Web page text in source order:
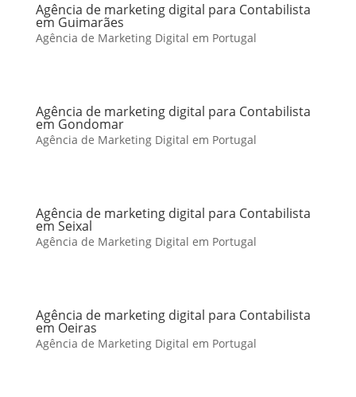
Agência de marketing digital para Contabilista
em Guimarães
Agência de Marketing Digital em Portugal
Agência de marketing digital para Contabilista
em Gondomar
Agência de Marketing Digital em Portugal
Agência de marketing digital para Contabilista
em Seixal
Agência de Marketing Digital em Portugal
Agência de marketing digital para Contabilista
em Oeiras
Agência de Marketing Digital em Portugal